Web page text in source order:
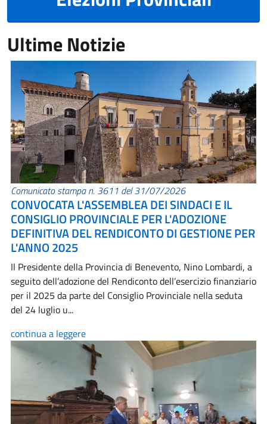
Ultime Notizie
Comunicato stampa n. 3611 del 31/07/2026
CONVOCATA L'ASSEMBLEA DEI SINDACI E IL
CONSIGLIO PROVINCIALE PER L'ADOZIONE
DEFINITIVA DEL RENDICONTO DI GESTIONE PER
L'ANNO 2025
Il Presidente della Provincia di Benevento, Nino Lombardi, a
seguito dell’adozione del Rendiconto dell’esercizio finanziario
per il 2025 da parte del Consiglio Provinciale nella seduta
del 24 luglio u...
continua a leggere